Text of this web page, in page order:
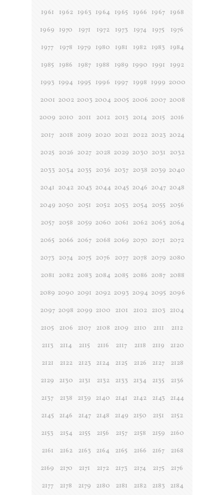
1961
1962 1963 1964 1965 1966 1967
1968
1969
1970 1971 1972 1973 1974 1975
1976
1977
1978 1979 1980 1981 1982 1983
1984
1985
1986 1987 1988 1989 1990 1991
1992
1993 1994 1995 1996 1997 1998 1999 2000
2001 2002 2003 2004 2005 2006 2007 2008
2009 2010 2011 2012 2013 2014 2015
2016
2017
2018 2019 2020 2021 2022 2023 2024
2025 2026 2027 2028 2029 2030 2031 2032
2033 2034 2035 2036 2037 2038 2039 2040
2041 2042 2043 2044 2045 2046 2047 2048
2049 2050 2051 2052 2053 2054 2055 2056
2057 2058 2059 2060 2061 2062 2063 2064
2065 2066 2067 2068 2069 2070 2071
2072
2073 2074 2075 2076 2077 2078 2079 2080
2081 2082 2083 2084 2085 2086 2087 2088
2089 2090 2091 2092 2093 2094 2095 2096
2097 2098 2099 2100 2101 2102 2103 2104
2105
2106 2107 2108 2109 2110 2111
2112
2113
2114 2115 2116 2117 2118 2119
2120
2121
2122 2123 2124 2125 2126 2127
2128
2129
2130 2131 2132 2133 2134 2135
2136
2137
2138 2139 2140 2141 2142 2143
2144
2145
2146 2147 2148 2149 2150 2151
2152
2153
2154 2155 2156 2157 2158 2159
2160
2161
2162 2163 2164 2165 2166 2167
2168
2169
2170 2171 2172 2173 2174 2175
2176
2177
2178 2179 2180 2181 2182 2183
2184